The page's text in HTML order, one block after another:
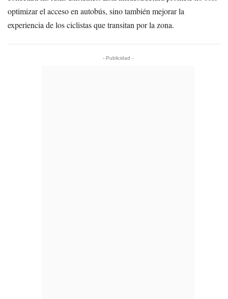
optimizar el acceso en autobús, sino también mejorar la
experiencia de los ciclistas que transitan por la zona.
- Publicidad -